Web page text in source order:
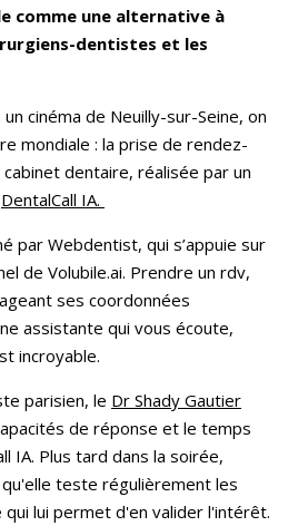
comme une alternative à
dentistes et les
cinéma de Neuilly-sur-Seine, on
mondiale : la prise de rendez-
cabinet dentaire, réalisée par un
DentalCall IA.
par Webdentist, qui s’appuie sur
de Volubile.ai. Prendre un rdv,
ses coordonnées
assistante qui vous écoute,
incroyable.
parisien, le Dr Shady Gautier
de réponse et le temps
IA. Plus tard dans la soirée,
teste régulièrement les
qui lui permet d'en valider l'intérêt.